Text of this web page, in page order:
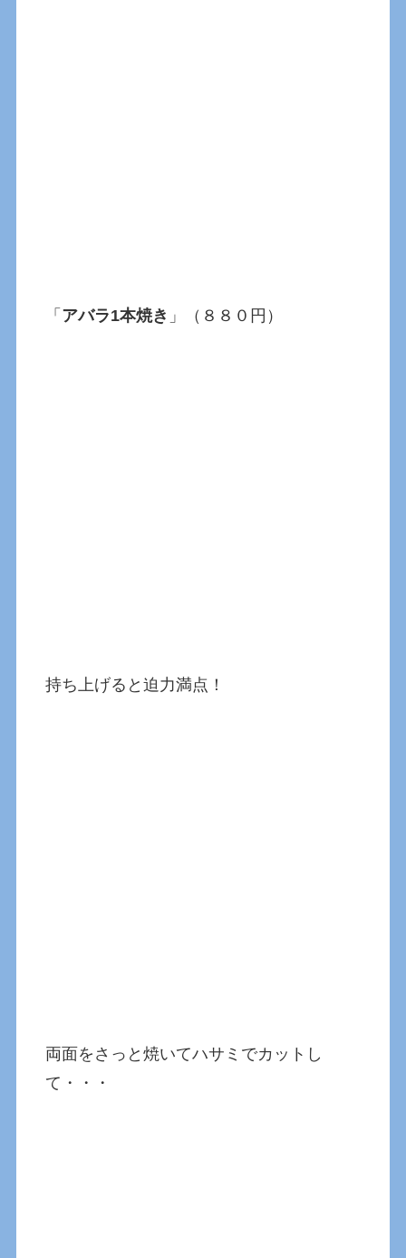
「 アバラ1本焼き 」（８８０円）
持ち上げると迫力満点！
両面をさっと焼いてハサミでカットし
て・・・